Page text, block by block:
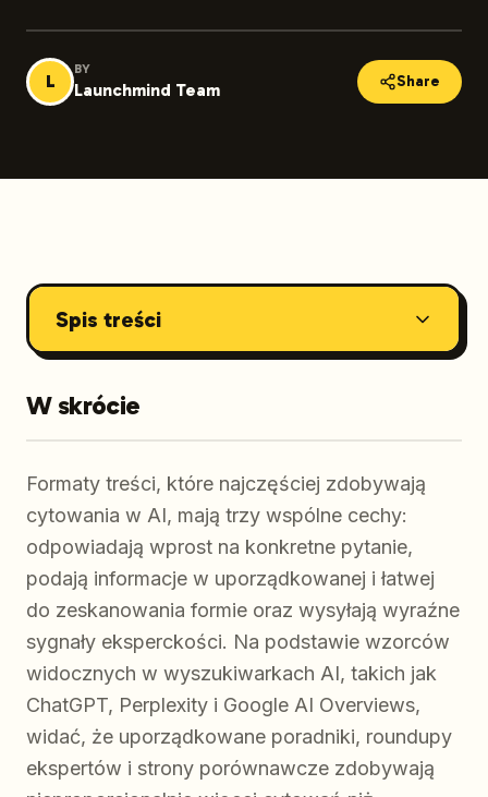
L
BY
Launchmind Team Share
Spis treści
W skrócie
Formaty treści, które najczęściej zdobywają
cytowania w AI, mają trzy wspólne cechy:
odpowiadają wprost na konkretne pytanie,
podają informacje w uporządkowanej i łatwej
do zeskanowania formie oraz wysyłają wyraźne
sygnały eksperckości. Na podstawie wzorców
widocznych w wyszukiwarkach AI, takich jak
ChatGPT, Perplexity i Google AI Overviews,
widać, że uporządkowane poradniki, roundupy
ekspertów i strony porównawcze zdobywają